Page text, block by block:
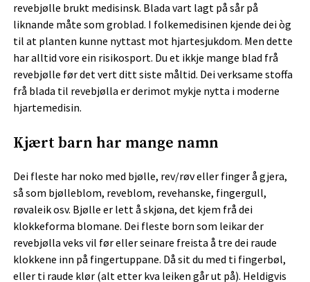
revebjølle brukt medisinsk. Blada vart lagt på sår på
liknande måte som groblad. I folkemedisinen kjende dei òg
til at planten kunne nyttast mot hjartesjukdom. Men dette
har alltid vore ein risikosport. Du et ikkje mange blad frå
revebjølle før det vert ditt siste måltid. Dei verksame stoffa
frå blada til revebjølla er derimot mykje nytta i moderne
hjartemedisin.
Kjært barn har mange namn
Dei fleste har noko med bjølle, rev/røv eller finger å gjera,
så som bjølleblom, reveblom, revehanske, fingergull,
røvaleik osv. Bjølle er lett å skjøna, det kjem frå dei
klokkeforma blomane. Dei fleste born som leikar der
revebjølla veks vil før eller seinare freista å tre dei raude
klokkene inn på fingertuppane. Då sit du med ti fingerbøl,
eller ti raude klør (alt etter kva leiken går ut på). Heldigvis